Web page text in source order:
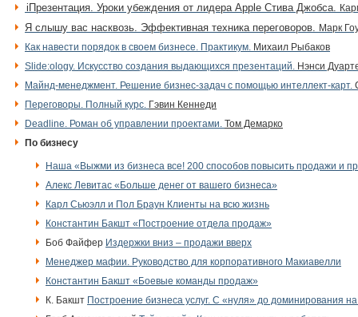
iПрезентация. Уроки убеждения от лидера Apple Стива Джобса.
Я слышу вас насквозь. Эффективная техника переговоров. Марк
Как навести порядок в своем бизнесе. Практикум. Михаил Рыбаков
Slide:ology. Искусство создания выдающихся презентаций. Нэнси
Майнд-менеджмент. Решение бизнес-задач с помощью интеллект-карт.
Переговоры. Полный курс. Гэвин Кеннеди
Deadline. Роман об управлении проектами. Том Демарко
По бизнесу
Наша «Выжми из бизнеса все! 200 способов повысить продажи и
Алекс Левитас «Больше денег от вашего бизнеса»
Карл Сьюэлл и Пол Браун Клиенты на всю жизнь
Константин Бакшт «Построение отдела продаж»
Боб Файфер Издержки вниз – продажи вверх
Менеджер мафии. Руководство для корпоративного Макиавелли
Константин Бакшт «Боевые команды продаж»
К. Бакшт Построение бизнеса услуг. С «нуля» до доминирования